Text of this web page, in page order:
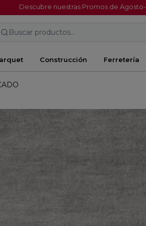
Descubre nuestras Promos de
Buscar productos...
Construcción Ferretería